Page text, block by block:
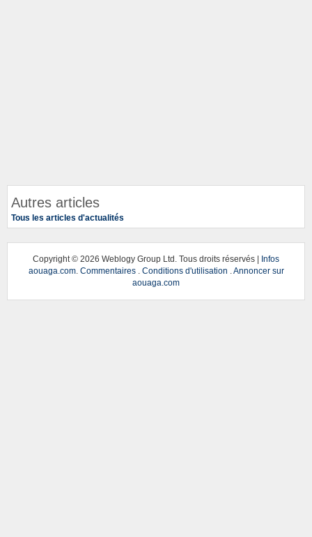
Autres articles
Tous les articles d'actualités
Copyright © 2026 Weblogy Group Ltd. Tous droits réservés |
Infos
aouaga.com. Commentaires. Conditions d'utilisation .Annoncer sur
aouaga.com